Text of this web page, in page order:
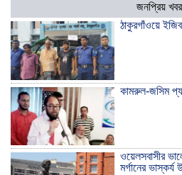
জনপ্রিয় খবর
ঠাকুরগাঁওয়ে
কামরুল-জসিম
ওয়েলসবাসীর
মর্গানের ভাস্কর্য